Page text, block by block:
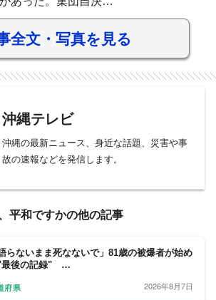
全文・写真を見る
沖縄テレビ
沖縄の最新ニュース、身近な話題、災害や事
故の速報などを発信します。
平和ですかの他の記事
語らないまま死なないで」81歳の被爆者が始め
最後の記録" …
府県 2026年8月7日